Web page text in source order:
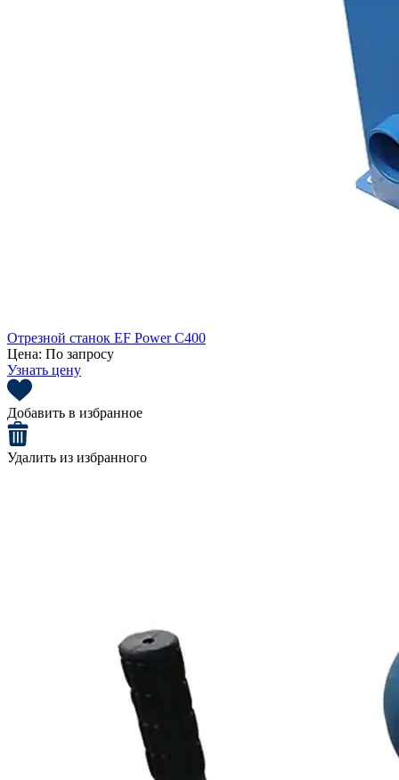
Отрезной станок EF Power C400
Цена: По запросу
Узнать цену
Добавить в избранное
Удалить из избранного